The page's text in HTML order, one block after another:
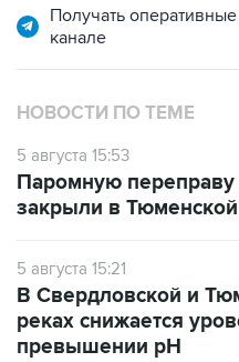
Получать
канале
НОВОСТИ ПО ТЕМЕ
5 августа 15:53
Паромную переправу
закрыли в Тюменской
5 августа 15:21
В Свердловской и
реках снижается
превышении рН